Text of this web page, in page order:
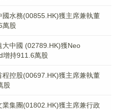
國水務(00855.HK)獲主席兼執董
萬股
大中國 (02789.HK)獲Neo
增持911.6萬股
程控股(00697.HK)獲主席兼執董
股
業集團(01802.HK)獲主席兼行政